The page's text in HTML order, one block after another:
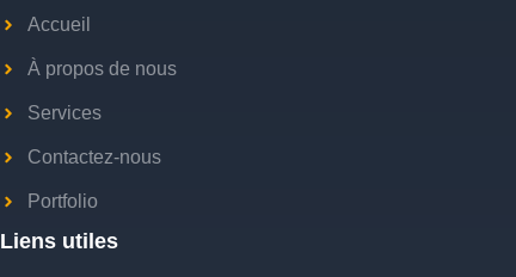
Accueil
À propos de nous
Services
Contactez-nous
Portfolio
Liens utiles